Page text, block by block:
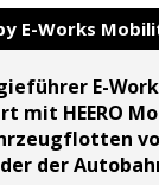
E-Works
E-
HEERO
der